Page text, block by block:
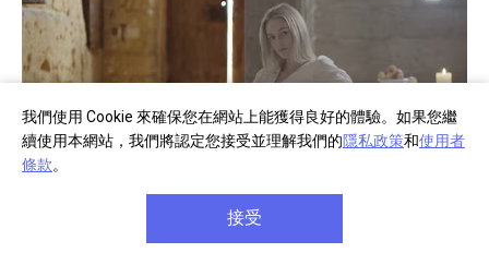
我們使用 Cookie 來確保您在網站上能獲得良好的體驗。如果您繼
續使用本網站，我們將認定您接受並理解我們的隱私政策和使用者
條款。
接受